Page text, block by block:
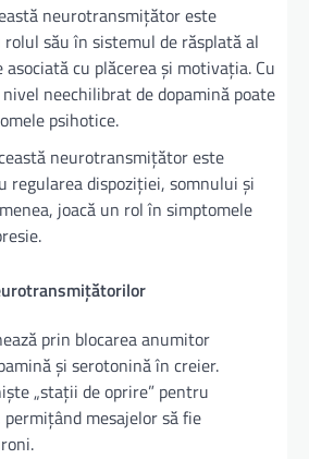
neurotransmițător este
său în sistemul de răsplată al
cu plăcerea și motivația. Cu
neechilibrat de dopamină poate
psihotice.
neurotransmițător este
regularea dispoziției, somnului și
joacă un rol în simptomele
prin blocarea anumitor
și serotonină în creier.
„stații de oprire” pentru
mesajelor să fie